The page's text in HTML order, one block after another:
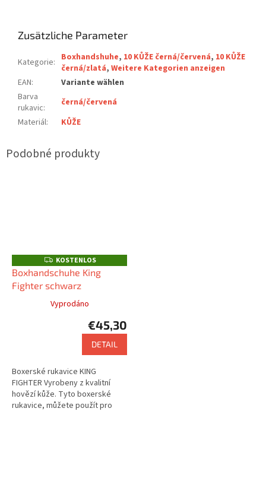
Zusätzliche Parameter
Kategorie: Boxhandshuhe, 10 KŮŽE černá/červená, 10 KŮŽE
černá/zlatá, Weitere Kategorien anzeigen
EAN:
Variante wählen
Barva
rukavic:
černá/červená
Materiál: KŮŽE
K
O
S
T
N
L
KOSTENLOS
Boxhandschuhe King
Fighter schwarz
Vyprodáno
€45,30
DETAIL
Boxerské rukavice KING
FIGHTER Vyrobeny z kvalitní
hovězí kůže. Tyto boxerské
rukavice, můžete použít pro